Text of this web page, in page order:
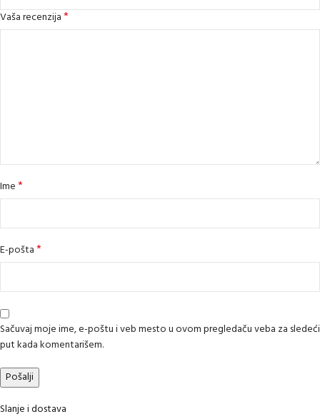
Vaša recenzija*
Ime*
E-pošta*
Sačuvaj moje ime, e-poštu i veb mesto u ovom pregledaču veba za sledeći
put kada komentarišem.
Slanje i dostava